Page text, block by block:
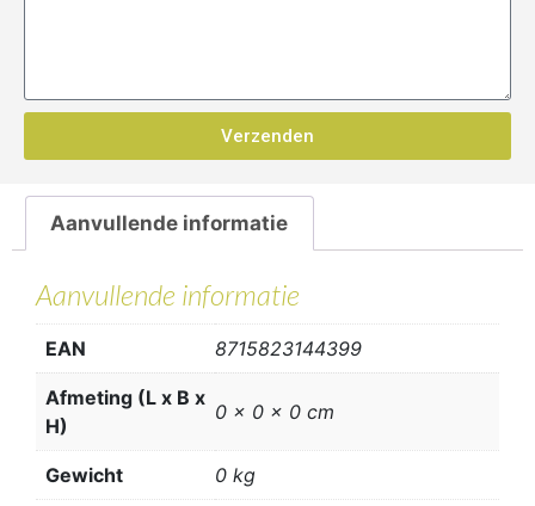
Verzenden
Aanvullende informatie
Aanvullende informatie
EAN 8715823144399
Afmeting (L x B x
H)
0 x 0 x 0 cm
Gewicht 0 kg